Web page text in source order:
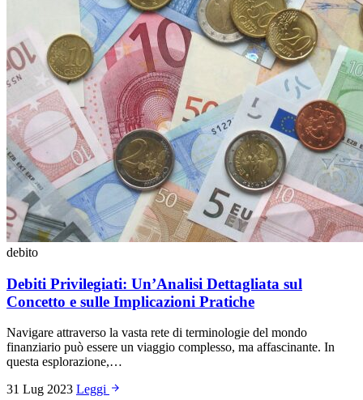
debito
Debiti Privilegiati: Un’Analisi Dettagliata sul
Concetto e sulle Implicazioni Pratiche
Navigare attraverso la vasta rete di terminologie del mondo
finanziario può essere un viaggio complesso, ma affascinante. In
questa esplorazione,…
31 Lug 2023 Leggi